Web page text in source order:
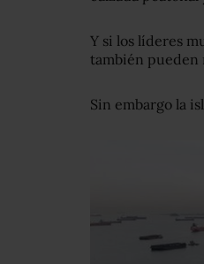
Y si los líderes
también pueden
Sin embargo la